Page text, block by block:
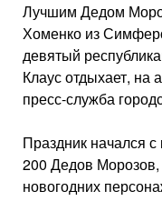
Лучшим Дедом
Хоменко из
девятый
Клаус отдыхает,
пресс-служба
Праздник начался
200 Дедов Морозов,
новогодних